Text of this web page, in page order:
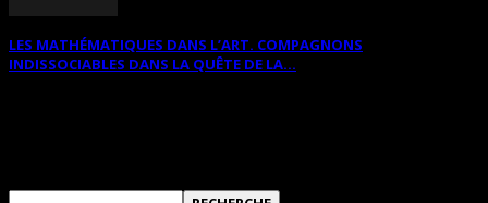
LES MATHÉMATIQUES DANS L’ART. COMPAGNONS
INDISSOCIABLES DANS LA QUÊTE DE LA...